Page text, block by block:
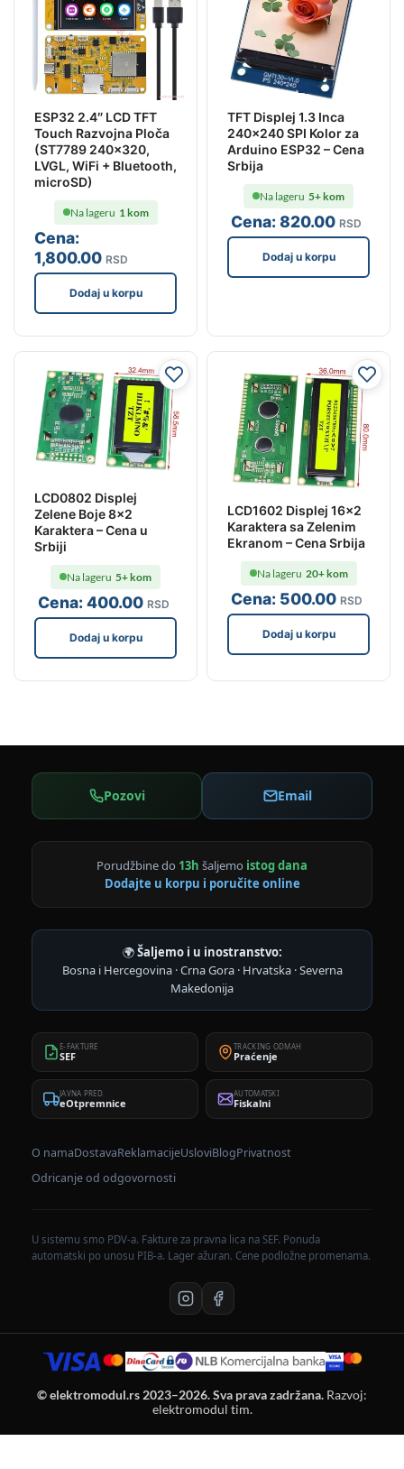
ESP32 2.4″ LCD TFT
Touch Razvojna Ploča
(ST7789 240×320,
LVGL, WiFi + Bluetooth,
microSD)
Cena:
1,800.00 RSD
Na lageru 1 kom
Dodaj u korpu
TFT Displej 1.3 Inca
240×240 SPI Kolor za
Arduino ESP32 – Cena
Srbija
Cena:820.00 RSD
Na lageru 5+ kom
Dodaj u korpu
LCD0802 Displej
Zelene Boje 8×2
Karaktera – Cena u
Srbiji
Cena:400.00 RSD
Na lageru 5+ kom
Dodaj u korpu
LCD1602 Displej 16×2
Karaktera sa Zelenim
Ekranom – Cena Srbija
Cena: 500.00 RSD
Na lageru 20+ kom
Dodaj u korpu
Pozovi Email
Porudžbine do 13h šaljemo istog dana
Dodajte u korpu i poručite online
🌍Šaljemo i u inostranstvo:
Bosna i Hercegovina · Crna Gora · Hrvatska · Severna
Makedonija
E-FAKTURE
SEF
TRACKING ODMAH
Praćenje
JAVNA PRED.
eOtpremnice
AUTOMATSKI
Fiskalni
O namaDostavaReklamacijeUsloviBlogPrivatnost
Odricanje od odgovornosti
U sistemu smo PDV-a. Fakture za pravna lica na SEF. Ponuda
automatski po unosu PIB-a. Lager ažuran. Cene podložne promenama.
© elektromodul.rs 2023–2026. Sva prava zadržana. Razvoj:
elektromodul tim.